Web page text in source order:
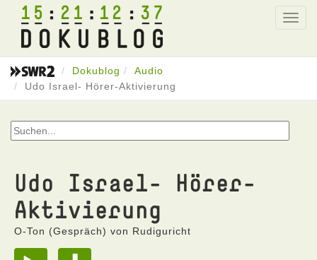
15 21 12 37
Dokublog
Audio
Udo Israel- Hörer-Aktivierung
Udo Israel- Hörer-
Aktivierung
O-Ton (Gespräch) von Rudiguricht